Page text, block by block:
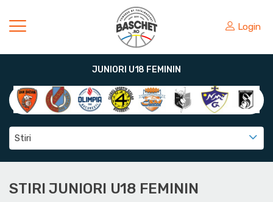
Login
JUNIORI U18 FEMININ
Stiri
STIRI JUNIORI U18 FEMININ